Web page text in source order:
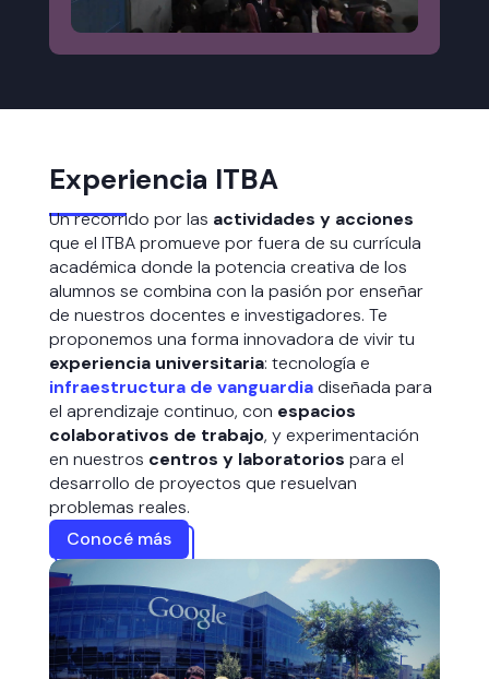
Experiencia ITBA
Un recorrido por las actividades y acciones
que el ITBA promueve por fuera de su currícula
académica donde la potencia creativa de los
alumnos se combina con la pasión por enseñar
de nuestros docentes e investigadores. Te
proponemos una forma innovadora de vivir tu
experiencia universitaria: tecnología e
infraestructura de vanguardiadiseñada para
el aprendizaje continuo, con espacios
colaborativos de trabajo, y experimentación
en nuestros centros y laboratorios para el
desarrollo de proyectos que resuelvan
problemas reales.
Conocé más